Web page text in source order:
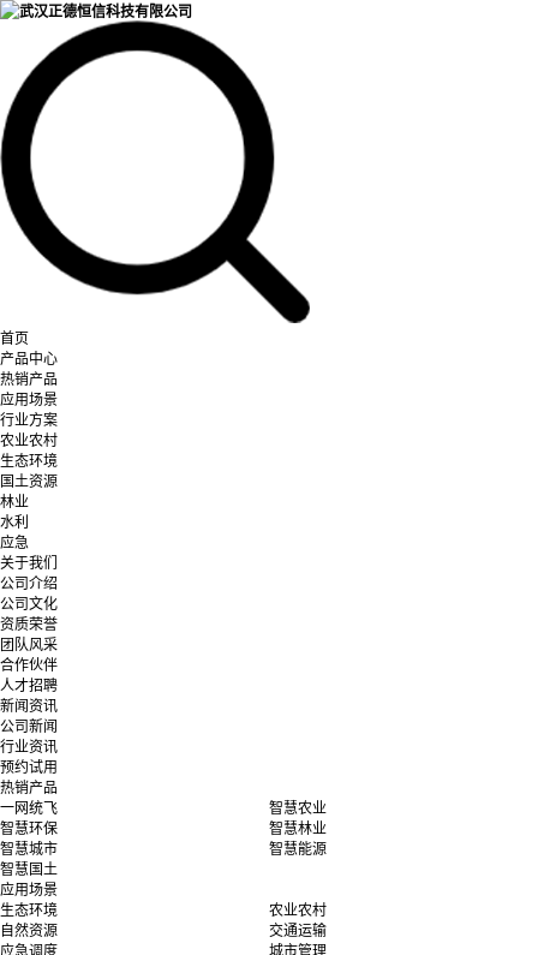
首页
产品中心
热销产品
应用场景
行业方案
农业农村
生态环境
国土资源
林业
水利
应急
关于我们
公司介绍
公司文化
资质荣誉
团队风采
合作伙伴
人才招聘
新闻资讯
公司新闻
行业资讯
预约试用
热销产品
一网统飞
智慧农业
智慧环保
智慧林业
智慧城市
智慧能源
智慧国土
应用场景
生态环境
农业农村
自然资源
交通运输
应急调度
城市管理